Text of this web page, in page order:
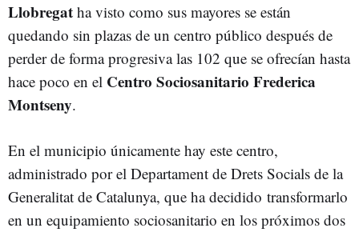
Llobregat ha visto como sus mayores se están
quedando sin plazas de un centro público después de
perder de forma progresiva las 102 que se ofrecían hasta
hace poco en el Centro Sociosanitario Frederica
Montseny.
En el municipio únicamente hay este centro,
administrado por el Departament de Drets Socials de la
Generalitat de Catalunya, que ha decidido transformarlo
en un equipamiento sociosanitario en los próximos dos